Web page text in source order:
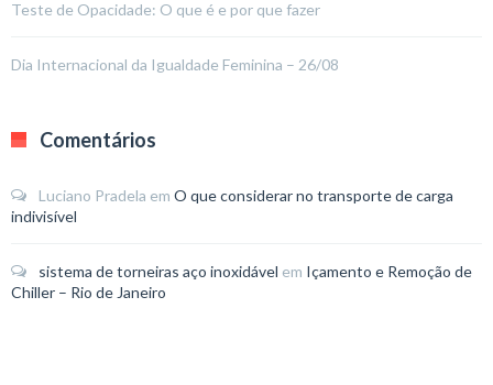
Teste de Opacidade: O que é e por que fazer
Dia Internacional da Igualdade Feminina – 26/08
Comentários
Luciano Pradela em O que considerar no transporte de carga
indivisível
sistema de torneiras aço inoxidável em Içamento e Remoção de
Chiller – Rio de Janeiro